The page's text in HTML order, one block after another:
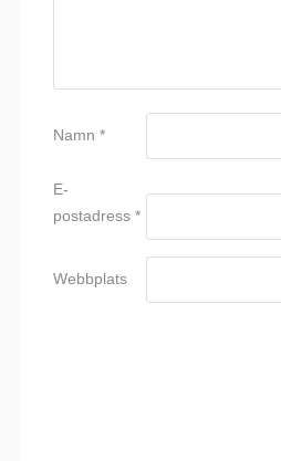
Namn *
E-
postadress *
Webbplats